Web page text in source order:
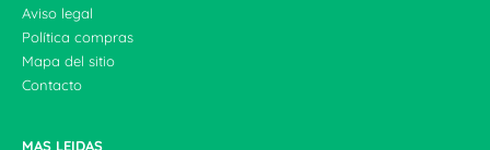
Aviso legal
Política compras
Mapa del sitio
Contacto
MAS LEIDAS